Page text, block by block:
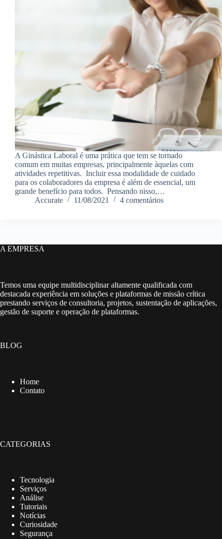
A Ginástica Laboral é uma prática que tem se tornado
comum em muitas empresas, principalmente àquelas com
atividades repetitivas. Incluir essa modalidade de cuidado
para os colaboradores da empresa é além de essencial, um
grande benefício para todos. Pensando nisso,…
Accurate
11/08/2021 4 comentários
A EMPRESA
Temos uma equipe multidisciplinar altamente qualificada com
destacada experiência em soluções e plataformas de missão crítica
prestando serviços de consultoria, projetos, sustentação de aplicações,
gestão de suporte e operação de plataformas.
BLOG
Home
Contato
CATEGORIAS
Tecnologia
Serviços
Análise
Tutoriais
Notícias
Curiosidade
Segurança